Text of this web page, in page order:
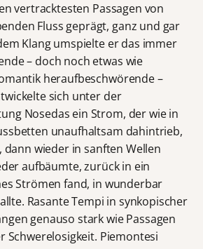
vertracktesten Passagen von
Fluss geprägt, ganz und gar
Klang umspielte er das immer
– doch noch etwas wie
heraufbeschwörende –
sich unter der
Nosedas ein Strom, der wie in
unaufhaltsam dahintrieb,
wieder in sanften Wellen
aufbäumte, zurück in ein
Strömen fand, in wunderbar
Rasante Tempi in synkopischer
genauso stark wie Passagen
Schwerelosigkeit. Piemontesi